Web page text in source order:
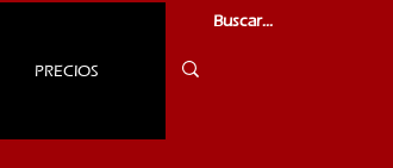
PRECIOS